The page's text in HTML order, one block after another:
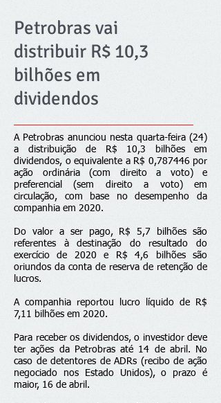
Petrobras vai
distribuir R$ 10,3
bilhões em
dividendos
A Petrobras anunciou nesta quarta-feira (24)
a distribuição de R$ 10,3 bilhões em
dividendos, o equivalente a R$ 0,787446 por
ação ordinária (com direito a voto) e
preferencial (sem direito a voto) em
circulação, com base no desempenho da
companhia em 2020.
Do valor a ser pago, R$ 5,7 bilhões são
referentes à destinação do resultado do
exercício de 2020 e R$ 4,6 bilhões são
oriundos da conta de reserva de retenção de
lucros.
A companhia reportou lucro líquido de R$
7,11 bilhões em 2020.
Para receber os dividendos, o investidor deve
ter ações da Petrobras até 14 de abril. No
caso de detentores de ADRs (recibo de ação
negociado nos Estado Unidos), o prazo é
maior, 16 de abril.